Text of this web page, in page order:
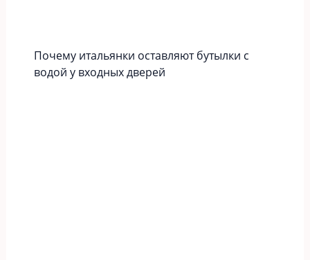
Почему итальянки оставляют бутылки с
водой у входных дверей